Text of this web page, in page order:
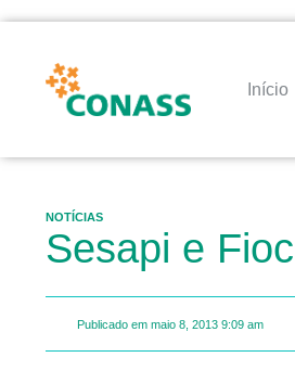
Início
NOTÍCIAS
Sesapi e
Publicado em maio 8, 2013 9:09 am